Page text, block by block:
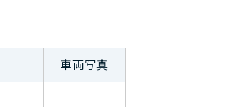
車両写真